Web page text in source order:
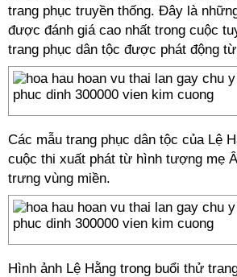
trang phục truyền thống. Đây là
được đánh giá cao nhất trong cuộc
trang phục dân tộc được phát động
Các mẫu trang phục dân tộc của Lệ
cuộc thi xuất phát từ hình tượng mẹ
trưng vùng miền.
Hình ảnh Lệ Hằng trong buổi thử